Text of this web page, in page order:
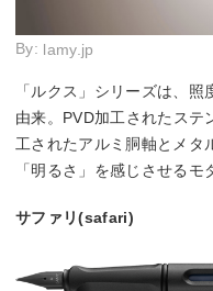
By: lamy.jp
「ルクス」シリーズは、
由来。PVD加工されたステ
工されたアルミ胴軸とメタ
「明るさ」を感じさせるモ
サファリ(safari)